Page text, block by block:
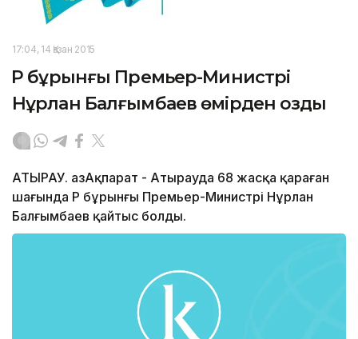
17:04, 14 Қазан 2015
ҚР бұрынғы Премьер-Министрі
Нұрлан Балғымбаев өмірден озды
АТЫРАУ. ҚазАқпарат - Атырауда 68 жасқа қараған
шағында ҚР бұрынғы Премьер-Министрі Нұрлан
Балғымбаев қайтыс болды.